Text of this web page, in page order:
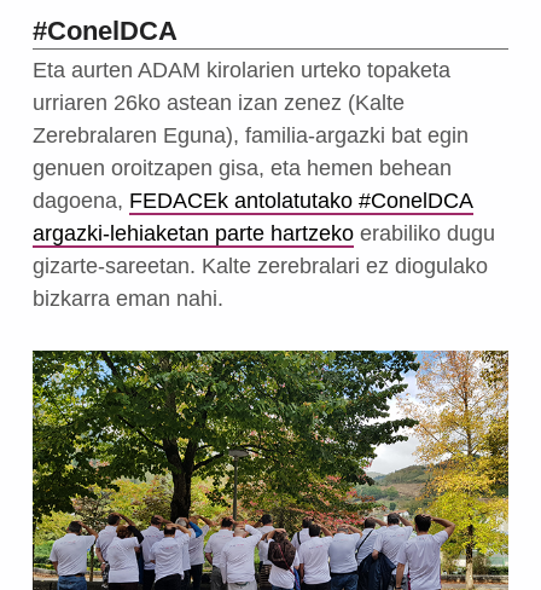
#ConelDCA
Eta aurten ADAM kirolarien urteko topaketa
urriaren 26ko astean izan zenez (Kalte
Zerebralaren Eguna), familia-argazki bat egin
genuen oroitzapen gisa, eta hemen behean
dagoena, FEDACEk antolatutako #ConelDCA
argazki-lehiaketan parte hartzekoerabiliko dugu
gizarte-sareetan. Kalte zerebralari ez diogulako
bizkarra eman nahi.